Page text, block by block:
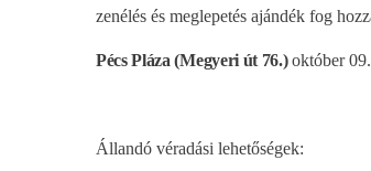
zenélés és meglepetés ajándék fog
Pécs Pláza (Megyeri út 76.)október
Állandó véradási lehetőségek: